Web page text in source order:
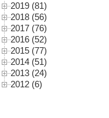
2019 (81)
2018 (56)
2017 (76)
2016 (52)
2015 (77)
2014 (51)
2013 (24)
2012 (6)